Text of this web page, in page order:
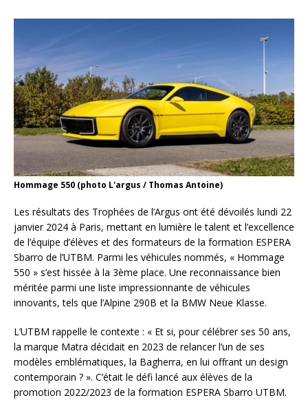
Hommage 550 (photo L'argus / Thomas Antoine)
Les résultats des Trophées de l’Argus ont été dévoilés lundi 22
janvier 2024 à Paris, mettant en lumière le talent et l’excellence
de l’équipe d’élèves et des formateurs de la formation ESPERA
Sbarro de l’UTBM. Parmi les véhicules nommés, « Hommage
550 » s’est hissée à la 3ème place. Une reconnaissance bien
méritée parmi une liste impressionnante de véhicules
innovants, tels que l’Alpine 290B et la BMW Neue Klasse.
L’UTBM rappelle le contexte : « Et si, pour célébrer ses 50 ans,
la marque Matra décidait en 2023 de relancer l’un de ses
modèles emblématiques, la Bagherra, en lui offrant un design
contemporain ? ». C’était le défi lancé aux élèves de la
promotion 2022/2023 de la formation ESPERA Sbarro UTBM.